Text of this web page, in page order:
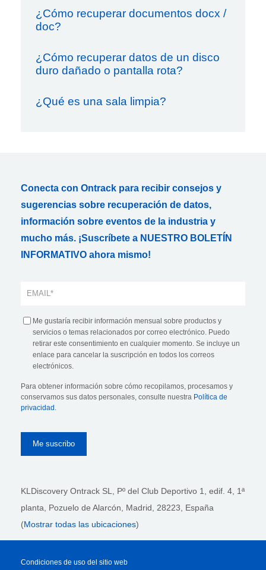
¿Cómo recuperar documentos docx /
doc?
¿Cómo recuperar datos de un disco
duro dañado o pantalla rota?
¿Qué es una sala limpia?
Conecta con Ontrack para recibir consejos y
sugerencias sobre recuperación de datos,
información sobre eventos de la industria y
mucho más. ¡Suscríbete a NUESTRO BOLETÍN
INFORMATIVO ahora mismo!
Me gustaría recibir información mensual sobre productos y
servicios o temas relacionados por correo electrónico. Puedo
retirar este consentimiento en cualquier momento. Se incluye un
enlace para cancelar la suscripción en todos los correos
electrónicos.
Para obtener información sobre cómo recopilamos, procesamos y
conservamos sus datos personales, consulte nuestra Política de
privacidad
KLDiscovery Ontrack SL, Pº del Club Deportivo 1, edif. 4, 1ª
planta, Pozuelo de Alarcón, Madrid, 28223 , España
(Mostrar todas las ubicaciones)
Condiciones de uso del sitio web